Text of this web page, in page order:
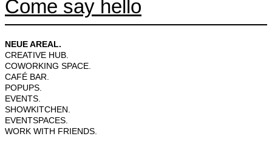
Come say hello
NEUE AREAL.
CREATIVE HUB.
COWORKING SPACE.
CAFÉ BAR.
POPUPS.
EVENTS.
SHOWKITCHEN.
EVENTSPACES.
WORK WITH FRIENDS.